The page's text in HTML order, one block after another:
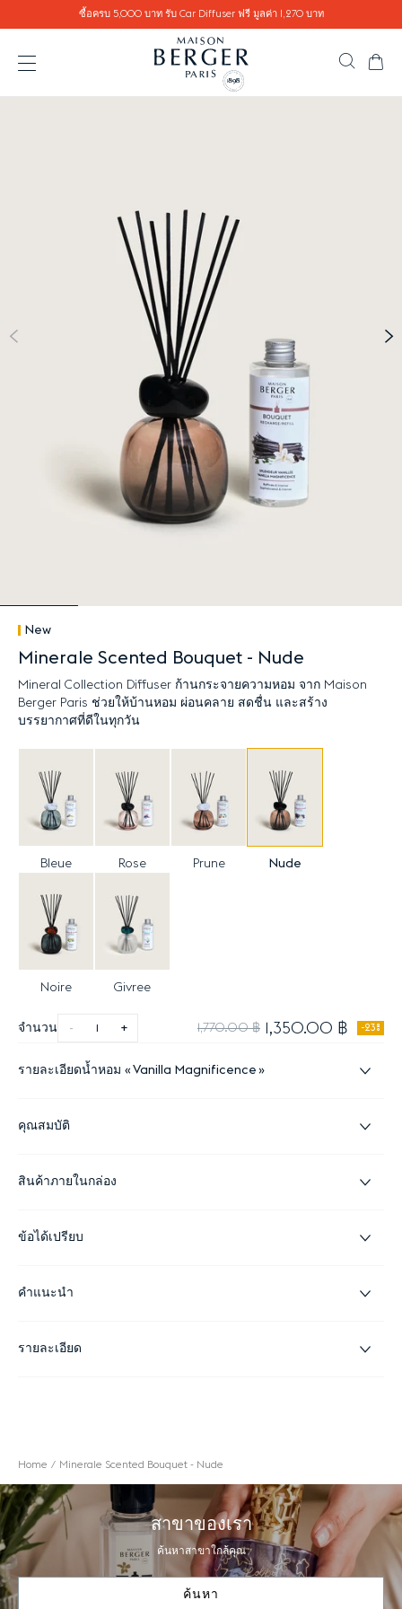
Go directly to contentซื้อครบ 5,000 บาท รับ Car Diffuser ฟรี มูลค่า 1,270 บาท
เปิดเมนู ค้นหา
New
Minerale Scented Bouquet - Nude
Mineral Collection Diffuser ก้านกระจายความหอม จาก Maison
Berger Paris ช่วยให้บ้านหอม ผ่อนคลาย สดชื่น และสร้าง
บรรยากาศที่ดีในทุกวัน
Bleue Rose Prune Nude
Noire Givree
จำนวน - + 1,770.00 ฿ 1,350.00 ฿ -23%
รายละเอียดน้ำหอม Vanilla Magnificence
คุณสมบัติ
สินค้าภายในกล่อง
ข้อได้เปรียบ
คำแนะนำ
รายละเอียด
Home Minerale Scented Bouquet - Nude
สาขาของเรา
ค้นหาสาขาใกล้คุณ
ค้นหา